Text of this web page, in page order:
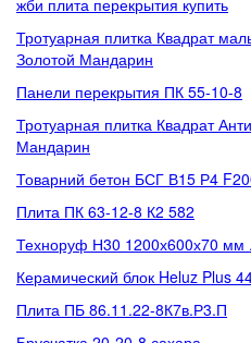
жби плита перекрытия купить
Тротуарная плитка Квадрат
Золотой Мандарин
Панели перекрытия ПК 55-10-8
Тротуарная плитка Квадрат
Мандарин
Товарний бетон БСГ В15 Р4
Плита ПК 63-12-8 К2 582
Техноруф Н30 1200х600х70 мм
Керамический блок Heluz Plus
Плита ПБ 86.11.22-8К7в.Р3.П